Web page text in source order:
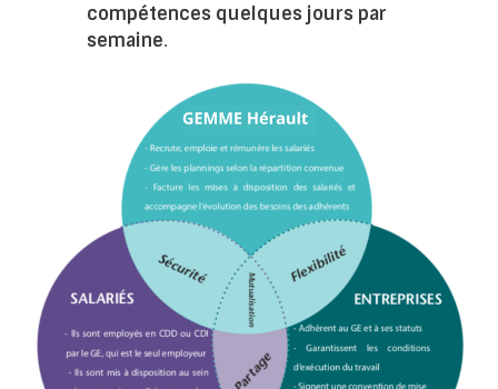
compétences quelques jours par
semaine.